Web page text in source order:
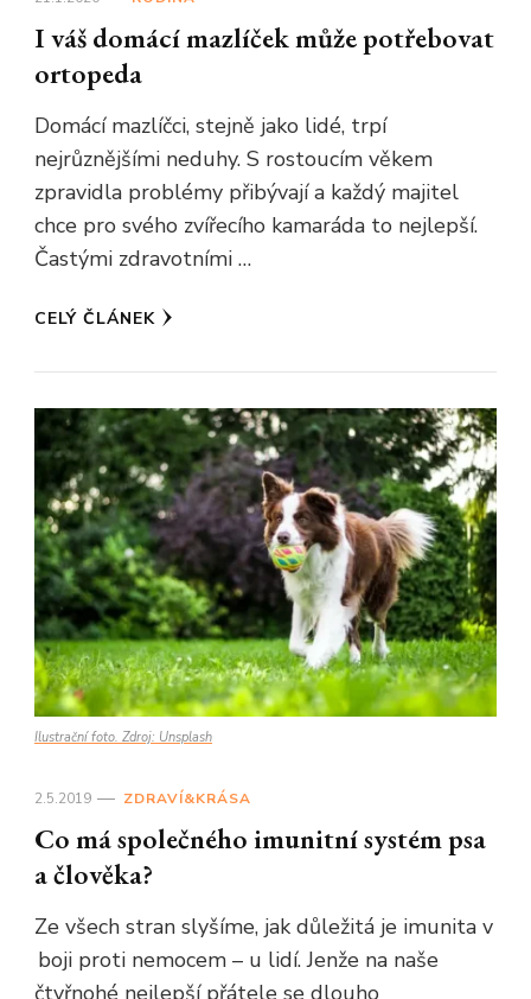
I váš domácí mazlíček může potřebovat
ortopeda
Domácí mazlíčci, stejně jako lidé, trpí
nejrůznějšími neduhy. S rostoucím věkem
zpravidla problémy přibývají a každý majitel
chce pro svého zvířecího kamaráda to nejlepší.
Častými zdravotními …
CELÝ ČLÁNEK
Ilustrační foto. Zdroj: Unsplash
2.5.2019 ZDRAVÍ&KRÁSA
Co má společného imunitní systém psa
a člověka?
Ze všech stran slyšíme, jak důležitá je imunita v
boji proti nemocem – u lidí. Jenže na naše
čtyřnohé nejlepší přátele se dlouho